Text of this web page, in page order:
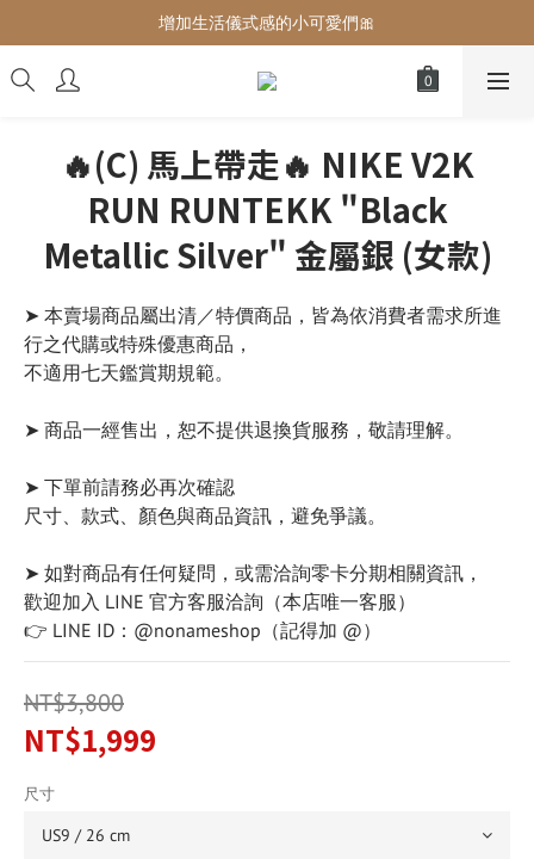
增加生活儀式感的小可愛們🎀
增加生活儀式感的小可愛們🎀
最後現貨‼️這價格不需要再解釋🔥
🔥(C) 馬上帶走🔥 NIKE V2K
RUN RUNTEKK "Black
Metallic Silver" 金屬銀 (女款)
➤ 本賣場商品屬出清／特價商品，皆為依消費者需求所進
行之代購或特殊優惠商品，
不適用七天鑑賞期規範。
➤ 商品一經售出，恕不提供退換貨服務，敬請理解。
➤ 下單前請務必再次確認
尺寸、款式、顏色與商品資訊，避免爭議。
➤ 如對商品有任何疑問，或需洽詢零卡分期相關資訊，
歡迎加入 LINE 官方客服洽詢（本店唯一客服）
👉 LINE ID：@nonameshop（記得加 @）
NT$3,800
NT$1,999
尺寸